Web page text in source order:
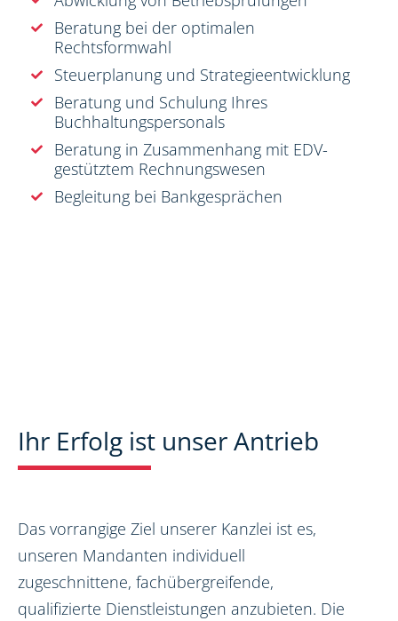
Beratung bei der optimalen
Rechtsformwahl
Steuerplanung und Strategieentwicklung
Beratung und Schulung Ihres
Buchhaltungspersonals
Beratung in Zusammenhang mit EDV-
gestütztem Rechnungswesen
Begleitung bei Bankgesprächen
Ihr Erfolg ist unser Antrieb
Das vorrangige Ziel unserer Kanzlei ist es,
unseren Mandanten individuell
zugeschnittene, fachübergreifende,
qualifizierte Dienstleistungen anzubieten. Die